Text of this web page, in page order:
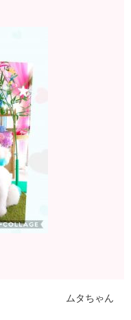
ムタちゃん